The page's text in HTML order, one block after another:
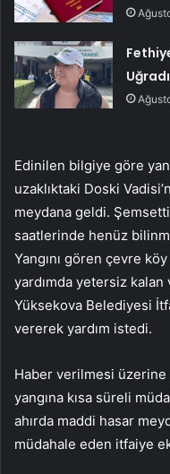
Uğradı
Edinilen bilgiye göre
uzaklıktaki Doski
meydana geldi.
saatlerinde henüz
Yangını gören çevre
yardımda yetersiz kalan
Yüksekova Belediyesi
vererek yardım istedi.
Haber verilmesi
yangına kısa süreli
ahırda maddi hasar
müdahale eden itfaiye